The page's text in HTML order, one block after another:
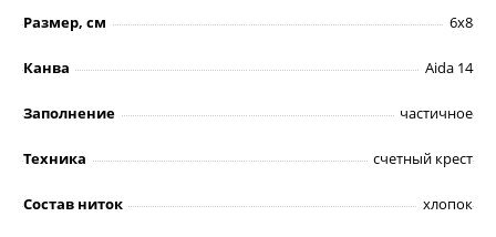
Размер, см 6х8
Канва Aida 14
Заполнение частичное
Техника счетный крест
Состав ниток хлопок